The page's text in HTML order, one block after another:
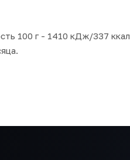
100 г - 1410 кДж/337 ккал